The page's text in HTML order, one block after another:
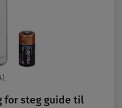
for steg guide til